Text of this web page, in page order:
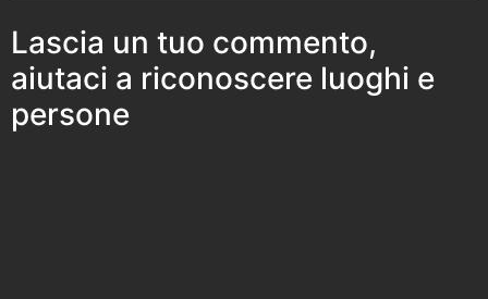
Lascia un tuo commento,
aiutaci a riconoscere luoghi e
persone